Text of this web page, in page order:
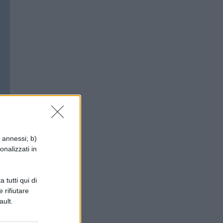
b)
in
tutti qui di
rifiutare